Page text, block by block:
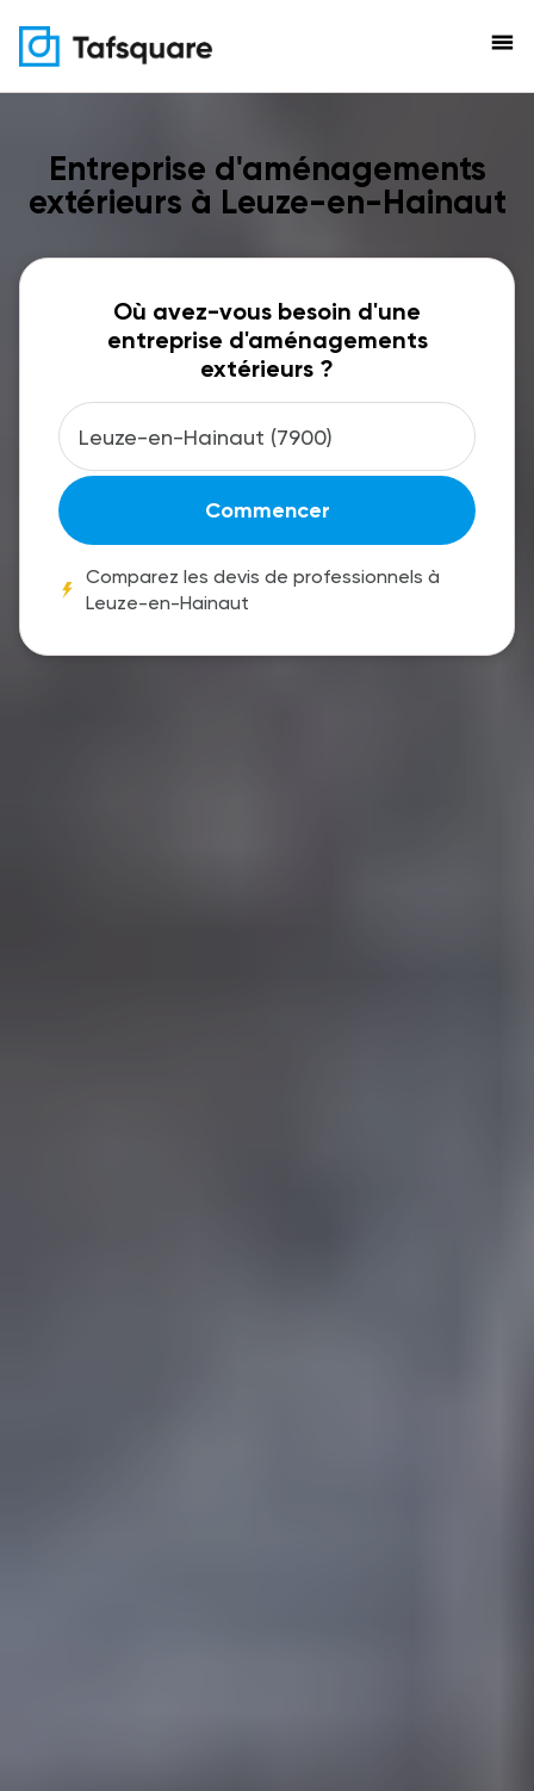
menu
Entreprise d'aménagements
extérieurs à Leuze-en-Hainaut
Où avez-vous besoin d'une
entreprise d'aménagements
extérieurs ?
Commencer
Comparez les devis de professionnels à
Leuze-en-Hainaut